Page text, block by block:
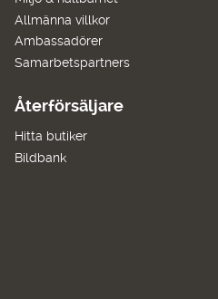
Allmänna villkor
Ambassadörer
Samarbetspartners
Återförsäljare
Hitta butiker
Bildbank